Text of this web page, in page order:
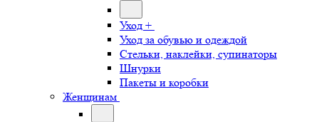
Уход +
Уход за обувью и одеждой
Стельки, наклейки, супинаторы
Шнурки
Пакеты и коробки
Женщинам